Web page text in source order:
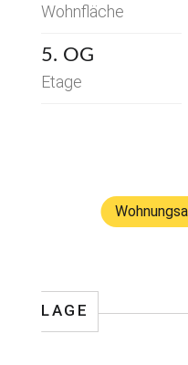
Wohnfläche
5. OG
Etage
LAGE